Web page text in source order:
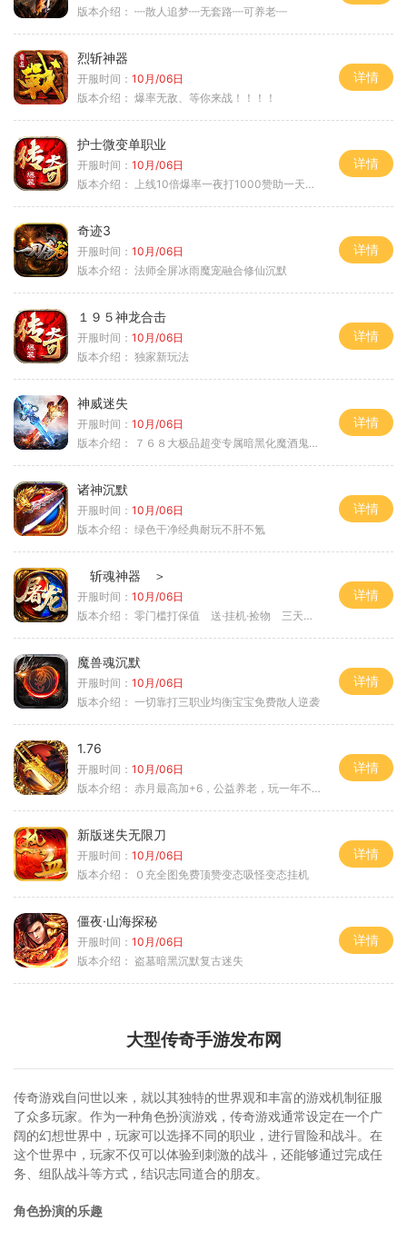
版本介绍： ┉散人追梦┉无套路┉可养老┉
烈斩神器
开服时间： 10月/06日
版本介绍： 爆率无敌、等你来战！！！！
详情
护士微变单职业
开服时间： 10月/06日
版本介绍：
上线10倍爆率一夜打1000赞助一天毕业
详情
奇迹3
开服时间： 10月/06日
版本介绍： 法师全屏冰雨魔宠融合修仙沉默
详情
１９５神龙合击
开服时间： 10月/06日
版本介绍： 独家新玩法
详情
神威迷失
开服时间： 10月/06日
版本介绍：
７６８大极品超变专属暗黑化魔酒鬼微变合击火
详情
诸神沉默
开服时间： 10月/06日
版本介绍： 绿色干净经典耐玩不肝不氪
详情
斩魂神器 ＞
开服时间： 10月/06日
版本介绍： 零门槛打保值 送·挂机·捡物 三天合区＞
详情
魔兽魂沉默
开服时间： 10月/06日
版本介绍： 一切靠打三职业均衡宝宝免费散人逆袭
详情
1.76
开服时间： 10月/06日
版本介绍： 赤月最高加+6，公益养老，玩一年不腻，屠龙
详情
新版迷失无限刀
开服时间： 10月/06日
版本介绍：
０充全图免费顶赞变态吸怪变态挂机
详情
僵夜·山海探秘
开服时间： 10月/06日
版本介绍： 盗墓暗黑沉默复古迷失
详情
大型传奇手游发布网
传奇游戏自问世以来，就以其独特的世界观和丰富的游戏机制征服
了众多玩家。作为一种角色扮演游戏，传奇游戏通常设定在一个广
阔的幻想世界中，玩家可以选择不同的职业，进行冒险和战斗。在
这个世界中，玩家不仅可以体验到刺激的战斗，还能够通过完成任
务、组队战斗等方式，结识志同道合的朋友。
角色扮演的乐趣